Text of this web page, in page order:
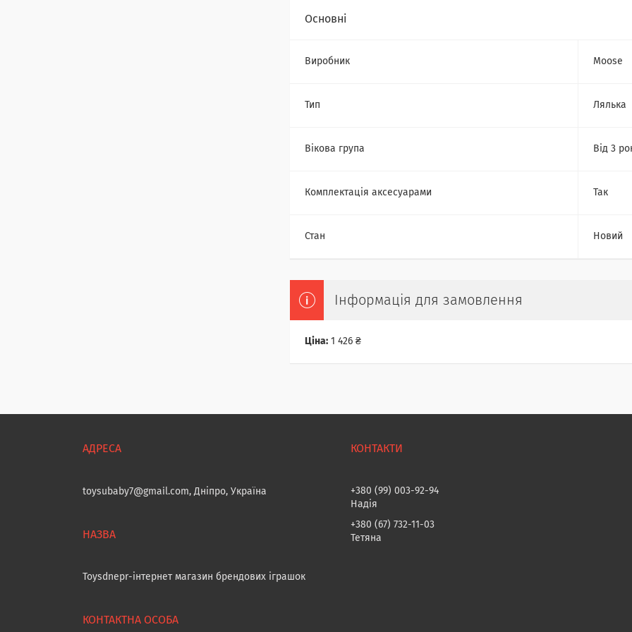
Основні
Виробник Moose
Тип Лялька
Вікова група Від 3
Комплектація аксесуарами Так
Стан Новий
Інформація для замовлення
Ціна: 1 426 ₴
toysubaby7@gmail.com, Дніпро, Україна
Toysdnepr-інтернет магазин брендових іграшок
+380 (99) 003-92-94
Надія
+380 (67) 732-11-03
Тетяна